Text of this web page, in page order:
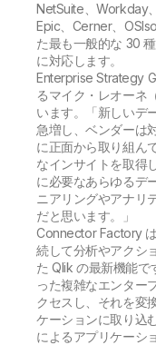
NetSuite、Workday
Epic、Cerner、
た最も一般的な 30
に対応します。
Enterprise Strategy
るマイク・レオーネ
います。「新しいデ
急増し、ベンダーは
に正面から取り組ん
なインサイトを取得
に必要なあらゆるデ
ニアリングやアナリ
だと思います。」
Connector Factory
続して分析やアクシ
た Qlik の最新機能で
った複雑なエンター
クセスし、それを変
ケーションに取り込
によるアプリケーシ